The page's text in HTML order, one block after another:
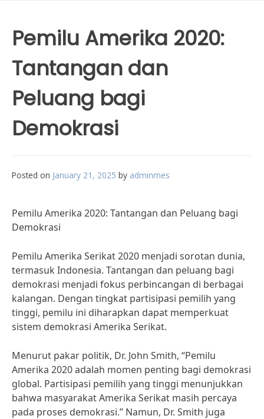
Pemilu Amerika 2020:
Tantangan dan
Peluang bagi
Demokrasi
Posted on January 21, 2025 by adminmes
Pemilu Amerika 2020: Tantangan dan Peluang bagi
Demokrasi
Pemilu Amerika Serikat 2020 menjadi sorotan dunia,
termasuk Indonesia. Tantangan dan peluang bagi
demokrasi menjadi fokus perbincangan di berbagai
kalangan. Dengan tingkat partisipasi pemilih yang
tinggi, pemilu ini diharapkan dapat memperkuat
sistem demokrasi Amerika Serikat.
Menurut pakar politik, Dr. John Smith, “Pemilu
Amerika 2020 adalah momen penting bagi demokrasi
global. Partisipasi pemilih yang tinggi menunjukkan
bahwa masyarakat Amerika Serikat masih percaya
pada proses demokrasi.” Namun, Dr. Smith juga